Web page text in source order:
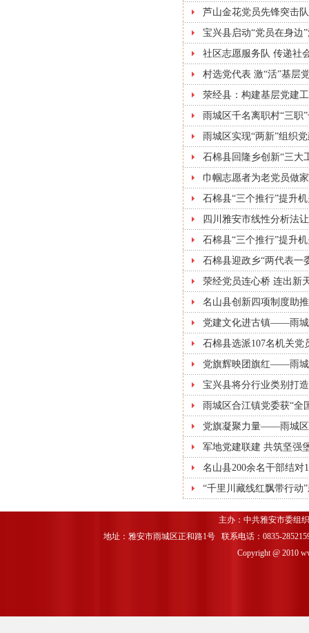
芦山金花党员先锋突击
宝兴县启动“党员在身边
社区志愿服务队 传递社
村选党代表 激“活”基层
荥经县：构建基层党建
雨城区千名离职村“三职
雨城区实现“两新”组织
石棉县回隆乡创新“三大
巾帼志愿者为老党员做
石棉县“三个推行”提升
四川雅安市线性分析法
石棉县“三个推行”提升
石棉县迎政乡“两代表一
荥经党员连心桥 连出新
名山县创新四项制度助
党建文化进古镇——雨城
石棉县选派107名机关
党旗辉映团旗红——雨城
宝兴县将分行业类别打
雨城区合江镇党委获“全
党旗凝聚力量——雨城区
军地党建联建 共筑坚
名山县200余名干部结对
“千里川藏线红飘带行动
主办：中共雅安市委组
地址：雅安市雨城区正和路1号 联系电话：0835-
Copyright @ 2010